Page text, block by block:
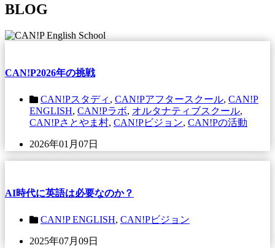
BLOG
CAN!P2026年の挑戦
CAN!Pスタディ , CAN!Pアフタースクール, CAN!P
ENGLISH, CAN!Pラボ, オルタナティブスクール,
CAN!Pさとやま村, CAN!Pビジョン, CAN!Pの活動
2026年01月07日
AI時代に英語は必要なのか？
CAN!P ENGLISH, CAN!Pビジョン
2025年07月09日